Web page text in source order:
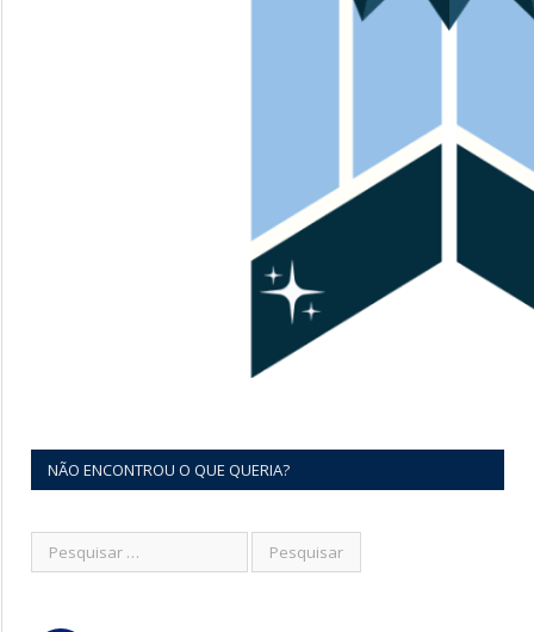
NÃO ENCONTROU O QUE QUERIA?